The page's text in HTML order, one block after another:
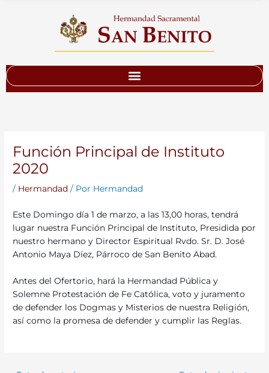
Función Principal de Instituto
2020
/ Hermandad / Por Hermandad
Este Domingo día 1 de marzo, a las 13,00 horas, tendrá
lugar nuestra Función Principal de Instituto, Presidida por
nuestro hermano y Director Espiritual Rvdo. Sr. D. José
Antonio Maya Díez, Párroco de San Benito Abad.
Antes del Ofertorio, hará la Hermandad Pública y
Solemne Protestación de Fe Católica, voto y juramento
de defender los Dogmas y Misterios de nuestra Religión,
así como la promesa de defender y cumplir las Reglas.